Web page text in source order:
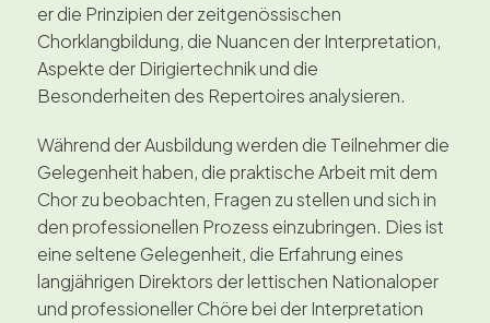
er die Prinzipien der zeitgenössischen
Chorklangbildung, die Nuancen der Interpretation,
Aspekte der Dirigiertechnik und die
Besonderheiten des Repertoires analysieren.
Während der Ausbildung werden die Teilnehmer die
Gelegenheit haben, die praktische Arbeit mit dem
Chor zu beobachten, Fragen zu stellen und sich in
den professionellen Prozess einzubringen. Dies ist
eine seltene Gelegenheit, die Erfahrung eines
langjährigen Direktors der lettischen Nationaloper
und professioneller Chöre bei der Interpretation